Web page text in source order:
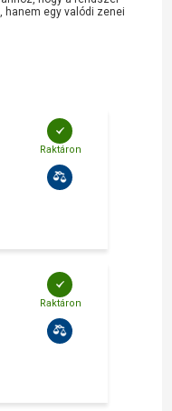
egy valódi zenei
Raktáron
Raktáron